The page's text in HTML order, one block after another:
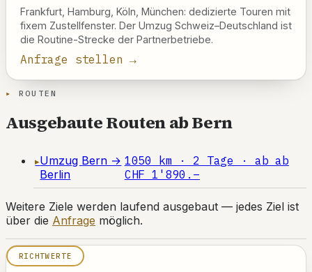
Frankfurt, Hamburg, Köln, München: dedizierte Touren mit
fixem Zustellfenster. Der Umzug Schweiz–Deutschland ist
die Routine-Strecke der Partnerbetriebe.
Anfrage stellen →
ROUTEN
Ausgebaute Routen ab Bern
Umzug Bern →
Berlin
1050 km · 2 Tage · ab ab
CHF 1'890.–
Weitere Ziele werden laufend ausgebaut — jedes Ziel ist
über die Anfrage möglich.
RICHTWERTE